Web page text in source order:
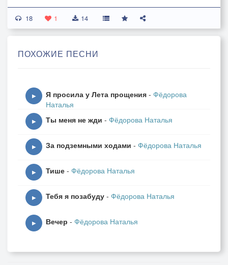
18 1 14
ПОХОЖИЕ ПЕСНИ
▶ Я просила у Лета прощения - Фёдорова
Наталья
▶ Ты меня не жди - Фёдорова Наталья
▶ За подземными ходами - Фёдорова Наталья
▶ Тише - Фёдорова Наталья
▶ Тебя я позабуду - Фёдорова Наталья
▶ Вечер - Фёдорова Наталья